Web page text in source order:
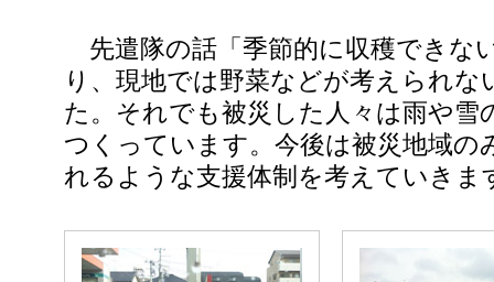
先遣隊の話「季節的に収穫できな
り、現地では野菜などが考えられ
た。それでも被災した人々は雨や雪
つくっています。今後は被災地域の
れるような支援体制を考えていきま